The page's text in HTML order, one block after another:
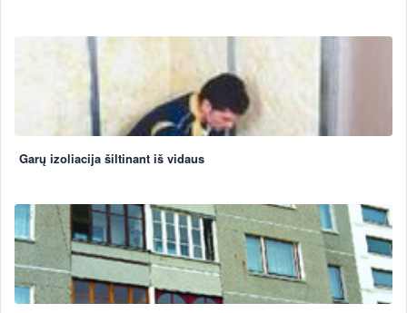
Garų izoliacija šiltinant iš vidaus